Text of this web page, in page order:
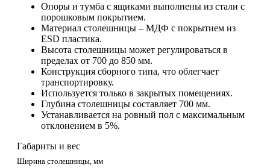
Опоры и тумба с ящиками выполнены из стали с
порошковым покрытием.
Материал столешницы – МДФ с покрытием из
ESD пластика.
Высота столешницы может регулироваться в
пределах от 700 до 850 мм.
Конструкция сборного типа, что облегчает
транспортировку.
Используется только в закрытых помещениях.
Глубина столешницы составляет 700 мм.
Устанавливается на ровный пол с максимальным
отклонением в 5%.
Габариты и вес
Ширина столешницы, мм